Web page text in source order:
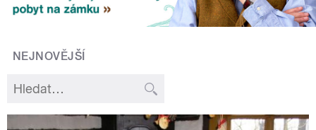
NEJNOVĚJŠÍ